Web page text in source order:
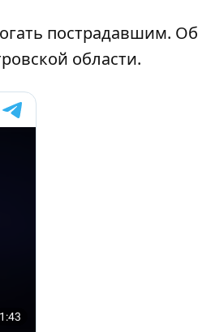
пострадавшим. Об
области.